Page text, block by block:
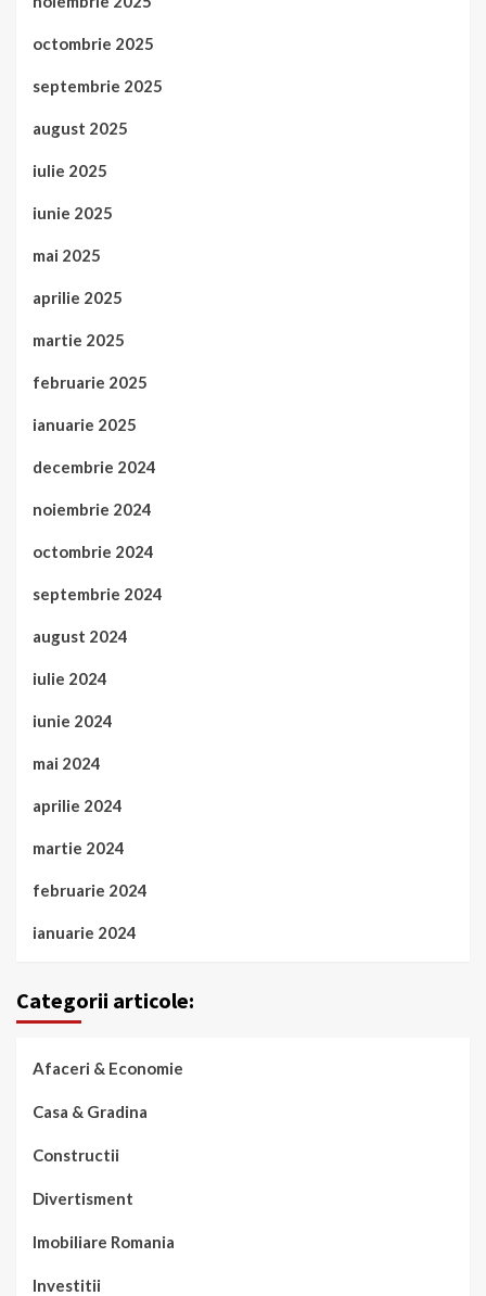
octombrie 2025
septembrie 2025
august 2025
iulie 2025
iunie 2025
mai 2025
aprilie 2025
martie 2025
februarie 2025
ianuarie 2025
decembrie 2024
noiembrie 2024
octombrie 2024
septembrie 2024
august 2024
iulie 2024
iunie 2024
mai 2024
aprilie 2024
martie 2024
februarie 2024
ianuarie 2024
Categorii articole:
Afaceri & Economie
Casa & Gradina
Constructii
Divertisment
Imobiliare Romania
Investitii